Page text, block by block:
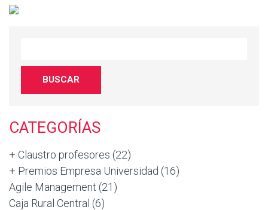
CATEGORÍAS
+ Claustro profesores (22)
+ Premios Empresa Universidad (16)
Agile Management (21)
Caja Rural Central (6)